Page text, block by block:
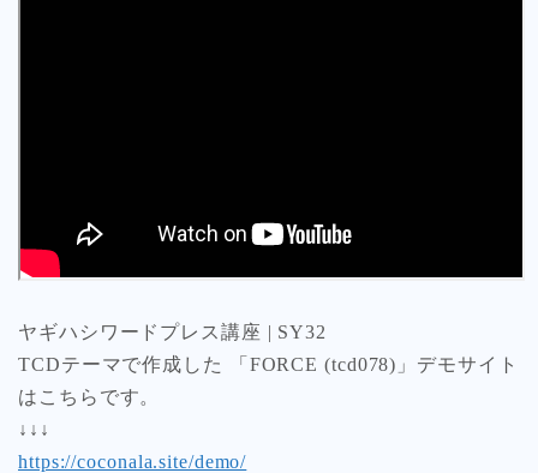
ヤギハシワードプレス講座 | SY32
TCDテーマで作成した 「FORCE (tcd078)」デモサイト
はこちらです。
↓↓↓
https://coconala.site/demo/